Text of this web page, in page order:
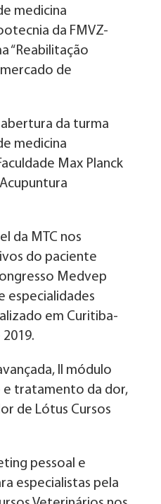
medicina
da FMVZ-
“Reabilitação
de
da turma
medicina
Max Planck
da MTC nos
do paciente
Medvep
especialidades
em Curitiba-
2019.
II módulo
e tratamento da dor,
de Lótus Cursos
pessoal e
especialistas pela